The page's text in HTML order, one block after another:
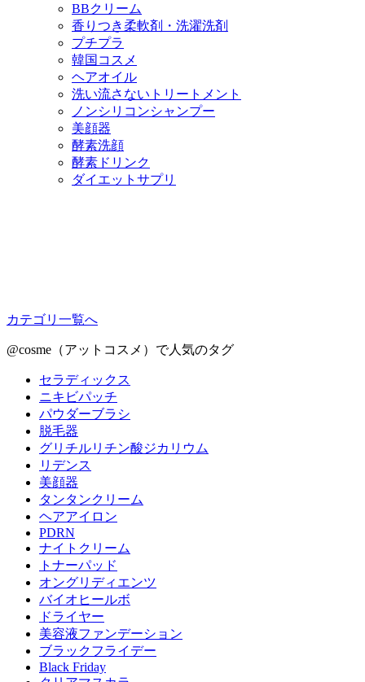
BBクリーム
香りつき柔軟剤・洗濯洗剤
プチプラ
韓国コスメ
ヘアオイル
洗い流さないトリートメント
ノンシリコンシャンプー
美顔器
酵素洗顔
酵素ドリンク
ダイエットサプリ
カテゴリ一覧へ
@cosme（アットコスメ）で人気のタグ
セラディックス
ニキビパッチ
パウダーブラシ
脱毛器
グリチルリチン酸ジカリウム
リデンス
美顔器
タンタンクリーム
ヘアアイロン
PDRN
ナイトクリーム
トナーパッド
オングリディエンツ
バイオヒールボ
ドライヤー
美容液ファンデーション
ブラックフライデー
Black Friday